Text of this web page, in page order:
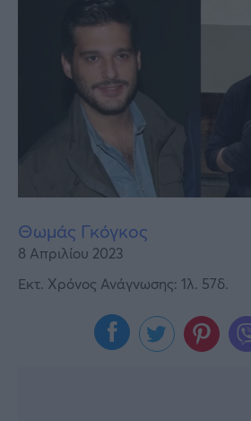
Υγεία
Γυναίκα
Καιρός
Θωμάς Γκόγκος
8 Απριλίου 2023
Εκτ. Χρόνος Ανάγνωσης: 1λ. 57δ.